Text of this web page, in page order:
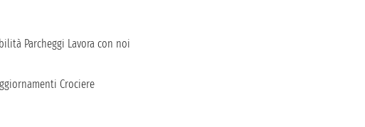
Parcheggi Lavora con noi
Crociere